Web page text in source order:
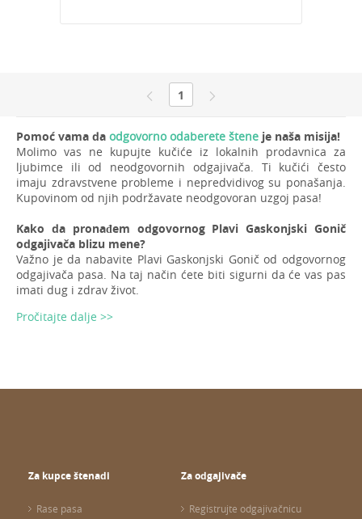
1
Pomoć vama da odgovorno odaberete štene je naša misija!
Molimo vas ne kupujte kučiće iz lokalnih prodavnica za
ljubimce ili od neodgovornih odgajivača. Ti kučići često
imaju zdravstvene probleme i nepredvidivog su ponašanja.
Kupovinom od njih podržavate neodgovoran uzgoj pasa!
Kako da pronađem odgovornog Plavi Gaskonjski Gonič
odgajivača blizu mene?
Važno je da nabavite Plavi Gaskonjski Gonič od odgovornog
odgajivača pasa. Na taj način ćete biti sigurni da će vas pas
imati dug i zdrav život.
Pročitajte dalje >>
Za kupce štenadi
Rase pasa
Za odgajivače
Registrujte odgajivačnicu